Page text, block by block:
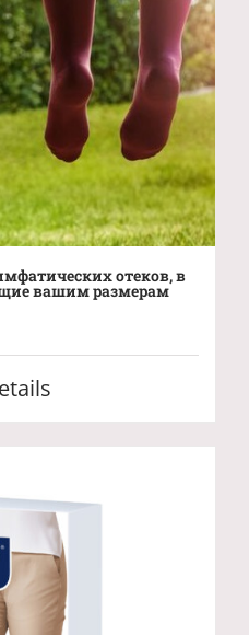
отеков, в
вашим размерам